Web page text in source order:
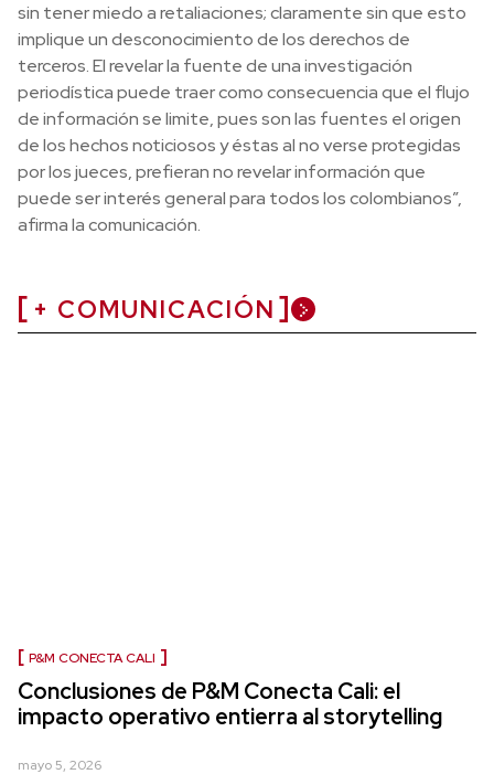
sin tener miedo a retaliaciones; claramente sin que esto
implique un desconocimiento de los derechos de
terceros. El revelar la fuente de una investigación
periodística puede traer como consecuencia que el flujo
de información se limite, pues son las fuentes el origen
de los hechos noticiosos y éstas al no verse protegidas
por los jueces, prefieran no revelar información que
puede ser interés general para todos los colombianos”,
afirma la comunicación.
+ COMUNICACIÓN
P&M CONECTA CALI
Conclusiones de P&M Conecta Cali: el
impacto operativo entierra al storytelling
mayo 5, 2026